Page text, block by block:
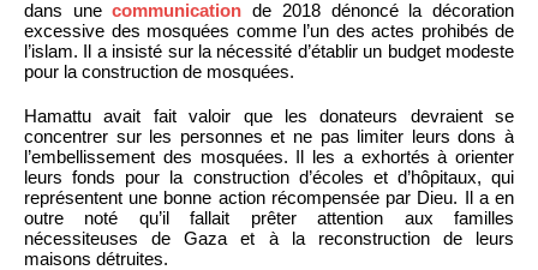
dans unecommunication de 2018 dénoncé la décoration
excessive des mosquées comme l’un des actes prohibés de
l’islam. Il a insisté sur la nécessité d’établir un budget modeste
pour la construction de mosquées.
Hamattu avait fait valoir que les donateurs devraient se
concentrer sur les personnes et ne pas limiter leurs dons à
l’embellissement des mosquées. Il les a exhortés à orienter
leurs fonds pour la construction d’écoles et d’hôpitaux, qui
représentent une bonne action récompensée par Dieu. Il a en
outre noté qu’il fallait prêter attention aux familles
nécessiteuses de Gaza et à la reconstruction de leurs
maisons détruites.